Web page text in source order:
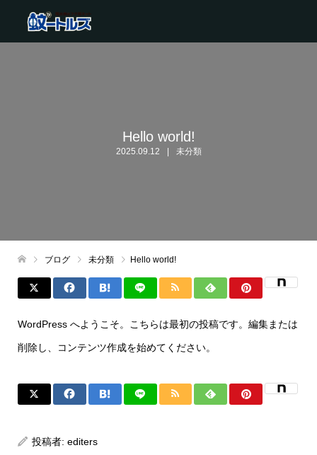
Hello world!
2025.09.12 未分類
ブログ 未分類 Hello world!
WordPress へようこそ。こちらは最初の投稿です。編集または
削除し、コンテンツ作成を始めてください。
投稿者: editers